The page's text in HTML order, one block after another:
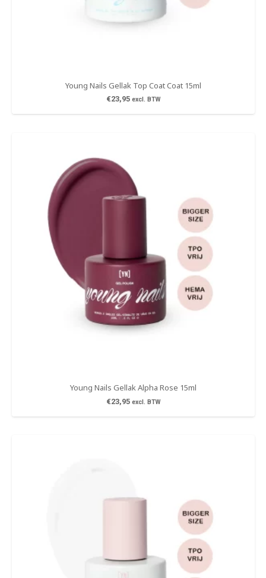
Young Nails Gellak Top Coat Coat 15ml
€23,95 excl. BTW
Young Nails Gellak Alpha Rose 15ml
€23,95 excl. BTW